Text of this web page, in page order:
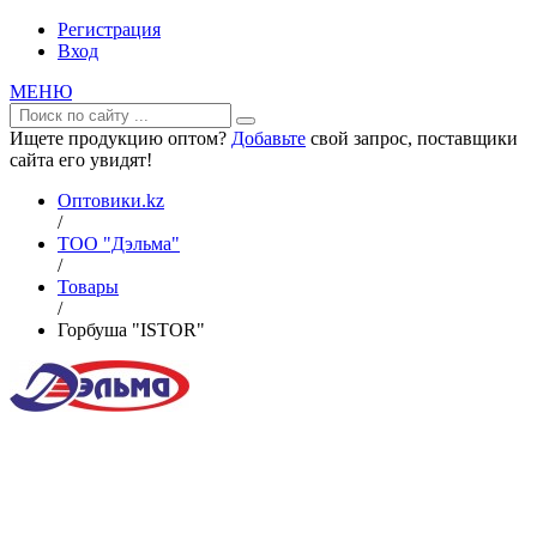
Регистрация
Вход
МЕНЮ
Ищете продукцию оптом? Добавьте свой запрос, поставщики
сайта его увидят!
Оптовики.kz
/
ТОО "Дэльма"
/
Товары
/
Горбуша "ISTOR"